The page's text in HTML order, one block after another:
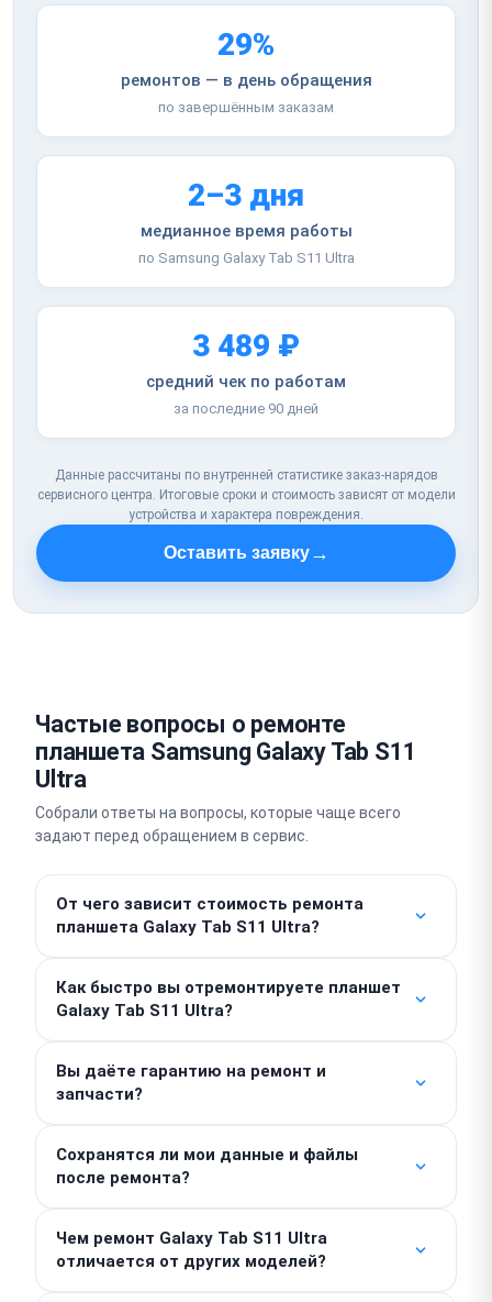
29%
ремонтов — в день обращения
по завершённым заказам
2–3 дня
медианное время работы
по Samsung Galaxy Tab S11 Ultra
3 489 ₽
средний чек по работам
за последние 90 дней
Данные рассчитаны по внутренней статистике заказ-нарядов
сервисного центра. Итоговые сроки и стоимость зависят от модели
устройства и характера повреждения.
Оставить заявку→
Частые вопросы о ремонте
планшета Samsung Galaxy Tab S11
Ultra
Собрали ответы на вопросы, которые чаще всего
задают перед обращением в сервис.
От чего зависит стоимость ремонта
планшета Galaxy Tab S11 Ultra?
отдельно, поэтому итог зависит от конкретной
поломки и необходимых компонентов. Точную
сумму назовем после проведения бесплатной
диагностики, скрытых доплат у нас нет.
Как быстро вы отремонтируете планшет
Galaxy Tab S11 Ultra?
выполняем в день обращения, часто это занимает
1–2 часа. Сложный платовый ремонт занимает 2–3
дня.
Вы даёте гарантию на ремонт и
запчасти?
выполненные работы и установленные детали.
Для подтверждения прав на гарантийное
обслуживание достаточно сохранить выданный
вам заказ-наряд или чек.
Сохранятся ли мои данные и файлы
после ремонта?
но настоятельно советуем сделать бэкап важных
файлов перед визитом в сервис. При
необходимости мы можем выполнить резервное
Чем ремонт Galaxy Tab S11 Ultra
отличается от других моделей?